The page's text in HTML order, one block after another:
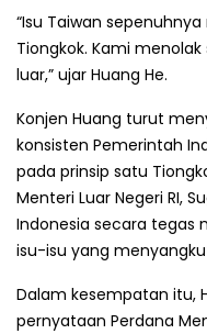
“Isu Taiwan
Tiongkok. Kami
luar,” ujar Huang He.
Konjen Huang turut
konsisten Pemerintah
pada prinsip satu
Menteri Luar Negeri RI,
Indonesia secara tegas
isu-isu yang
Dalam kesempatan itu,
pernyataan Perdana